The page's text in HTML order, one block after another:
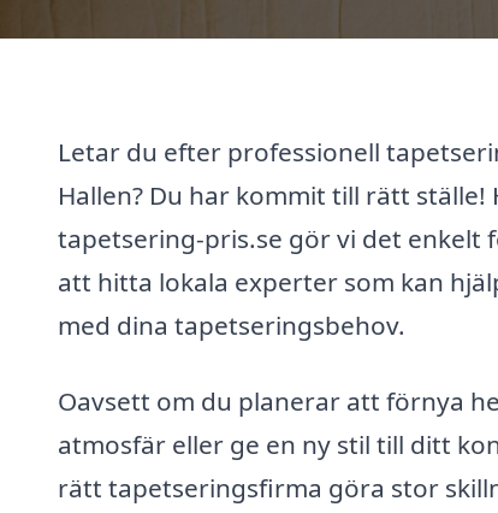
Letar du efter professionell
Hallen? Du har kommit till rätt ställe!
tapetsering-pris.se gör vi det enkelt
att hitta lokala experter som kan
med dina tapetseringsbehov.
Oavsett om du planerar att förnya
atmosfär eller ge en ny stil till ditt
rätt tapetseringsfirma göra stor